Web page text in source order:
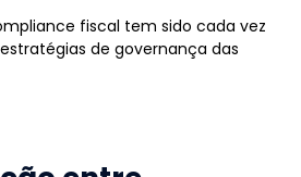
fiscal tem sido cada vez
de governança das